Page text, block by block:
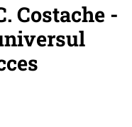
Costache -